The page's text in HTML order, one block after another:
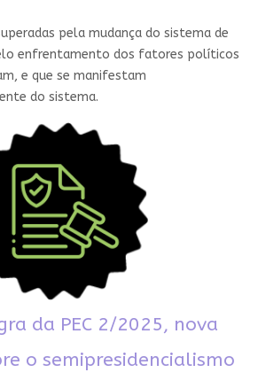
pela mudança do sistema de
enfrentamento dos fatores políticos
e que se manifestam
do sistema.
da PEC 2/2025, nova
o semipresidencialismo